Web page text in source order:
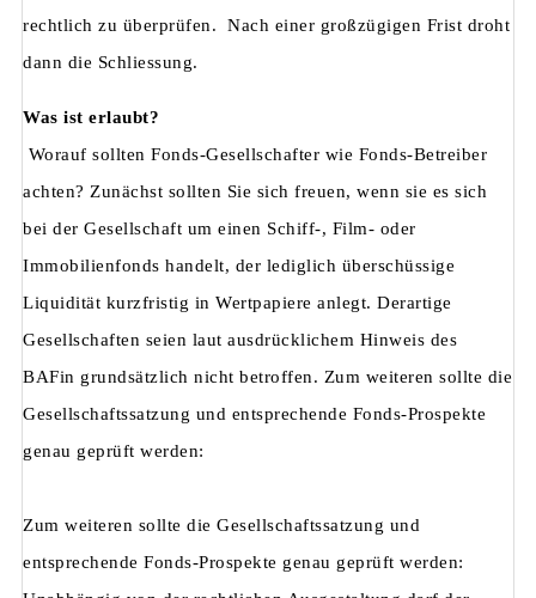
rechtlich zu überprüfen. Nach einer großzügigen Frist droht
dann die Schliessung.
Was ist erlaubt?
Worauf sollten Fonds-Gesellschafter wie Fonds-Betreiber
achten? Zunächst sollten Sie sich freuen, wenn sie es sich
bei der Gesellschaft um einen Schiff-, Film- oder
Immobilienfonds handelt, der lediglich überschüssige
Liquidität kurzfristig in Wertpapiere anlegt. Derartige
Gesellschaften seien laut ausdrücklichem Hinweis des
BAFin grundsätzlich nicht betroffen. Zum weiteren sollte die
Gesellschaftssatzung und entsprechende Fonds-Prospekte
genau geprüft werden:
Zum weiteren sollte die Gesellschaftssatzung und
entsprechende Fonds-Prospekte genau geprüft werden: